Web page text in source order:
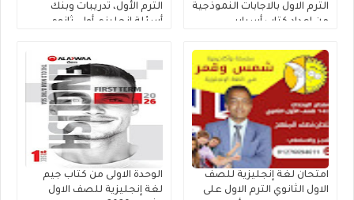
الترم الاول بالاجابات النموذجية
من إعداد كتاب أسباير
الترم الأول، تدريبات وبنك
أسئلة إنجليزي أولى ثانوي
امتحان لغة إنجليزية للصف
الاول الثانوي الترم الاول على
الوحدة الاولى من كتاب جيم
لغة إنجليزية للصف الاول